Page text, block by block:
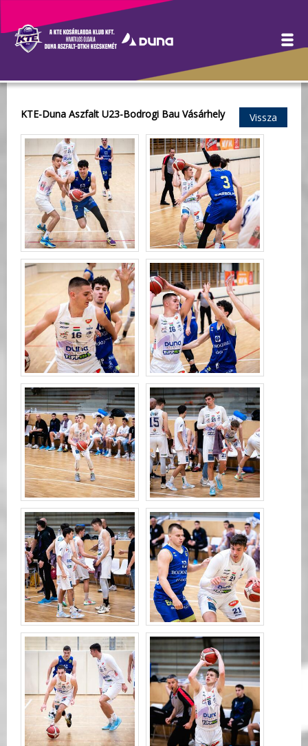
Galéria
KTE-Duna Aszfalt U23-Bodrogi Bau Vásárhely Vissza